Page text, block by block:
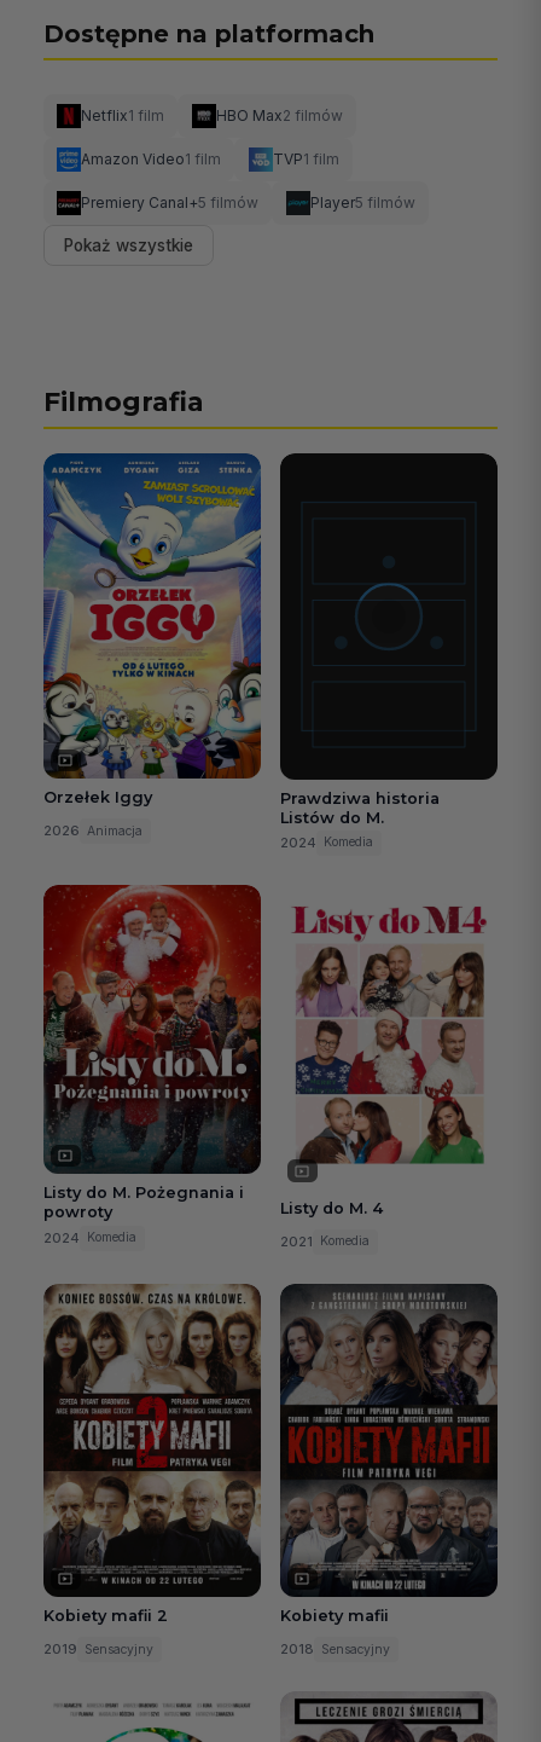
Dostępne na platformach
Netflix1 film HBO Max2 filmów
Amazon Video1 film TVP1 film
Premiery Canal+5 filmów Player5 filmów
Pokaż wszystkie
Filmografia
Orzełek Iggy
2026 Animacja
Prawdziwa historia
Listów do M.
2024 Komedia
Listy do M. Pożegnania i
powroty
2024 Komedia
Listy do M. 4
2021 Komedia
Kobiety mafii 2
2019 Sensacyjny
Kobiety mafii
2018 Sensacyjny